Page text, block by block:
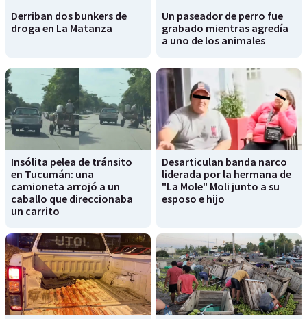
Derriban dos bunkers de
droga en La Matanza
Un paseador de perro fue
grabado mientras agredía
a uno de los animales
Insólita pelea de tránsito
en Tucumán: una
camioneta arrojó a un
caballo que direccionaba
un carrito
Desarticulan banda narco
liderada por la hermana de
"La Mole" Moli junto a su
esposo e hijo